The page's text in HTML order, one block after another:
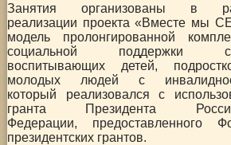
Занятия организованы в
реализации проекта «Вместе мы
модель пролонгированной
социальной поддержки
воспитывающих детей,
молодых людей с
который реализовался с
гранта Президента
Федерации, предоставленного
президентских грантов.